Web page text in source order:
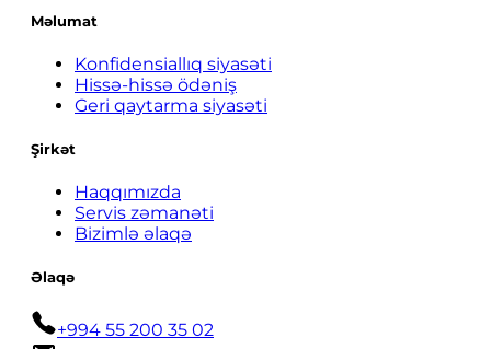
Məlumat
Konfidensiallıq siyasəti
Hissə-hissə ödəniş
Geri qaytarma siyasəti
Şirkət
Haqqımızda
Servis zəmanəti
Bizimlə əlaqə
Əlaqə
+994 55 200 35 02